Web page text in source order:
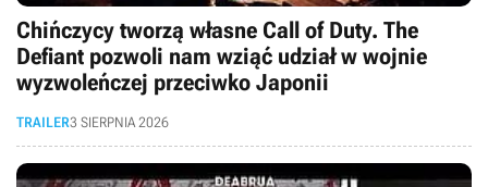
Chińczycy tworzą własne Call of Duty. The
Defiant pozwoli nam wziąć udział w wojnie
wyzwoleńczej przeciwko Japonii
TRAILER3 SIERPNIA 2026